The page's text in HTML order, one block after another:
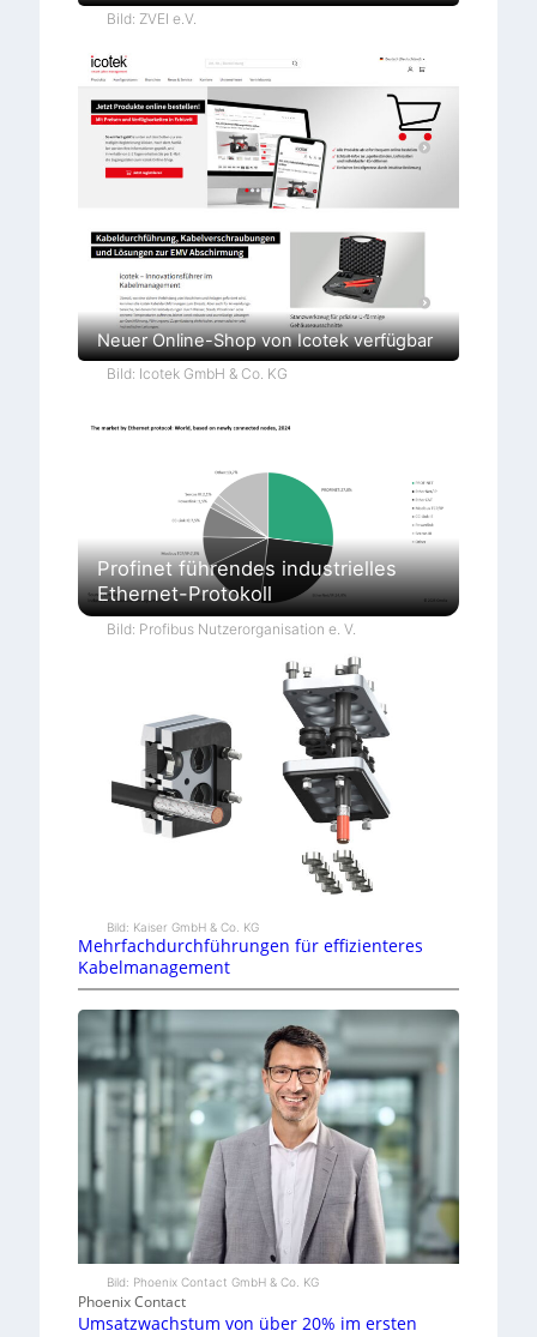
Bild: ZVEI e.V.
Neuer Online-Shop von Icotek verfügbar
Bild: Icotek GmbH & Co. KG
Profinet führendes industrielles
Ethernet-Protokoll
Bild: Profibus Nutzerorganisation e. V.
Bild: Kaiser GmbH & Co. KG
Mehrfachdurchführungen für effizienteres
Kabelmanagement
Bild: Phoenix Contact GmbH & Co. KG
Phoenix Contact
Umsatzwachstum von über 20% im ersten